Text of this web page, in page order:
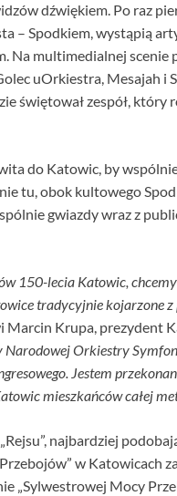
dźwiękiem. Po raz
– Spodkiem, wystąpią
Na multimedialnej scenie
uOrkiestra, Mesajah i
świętował zespół, który
do Katowic, by
tu, obok kultowego
gwiazdy wraz z
150-lecia Katowic,
tradycyjnie kojarzone
Marcin Krupa, prezydent
Orkiestry
Jestem
mieszkańców całej
najbardziej
w Katowicach
„Sylwestrowej Mocy